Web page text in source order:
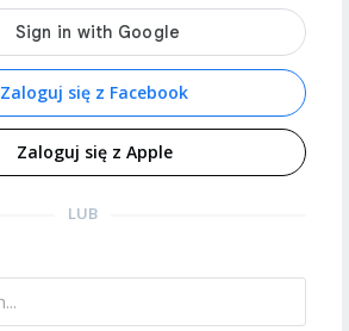
Zaloguj się z Facebook
Zaloguj się z Apple
LUB